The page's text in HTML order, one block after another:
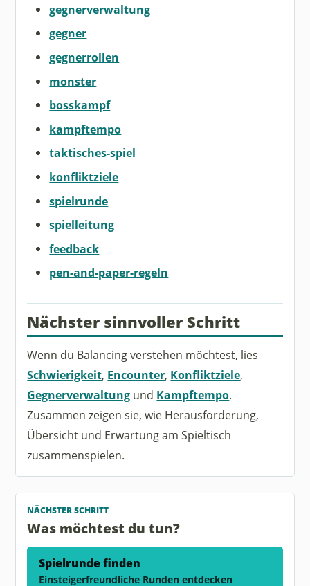
gegnerverwaltung
gegner
gegnerrollen
monster
bosskampf
kampftempo
taktisches-spiel
konfliktziele
spielrunde
spielleitung
feedback
pen-and-paper-regeln
Nächster sinnvoller Schritt
Wenn du Balancing verstehen möchtest, lies
Schwierigkeit, Encounter, Konfliktziele,
Gegnerverwaltung und Kampftempo.
Zusammen zeigen sie, wie Herausforderung,
Übersicht und Erwartung am Spieltisch
zusammenspielen.
NÄCHSTER SCHRITT
Was möchtest du tun?
Spielrunde finden
Einsteigerfreundliche Runden entdecken